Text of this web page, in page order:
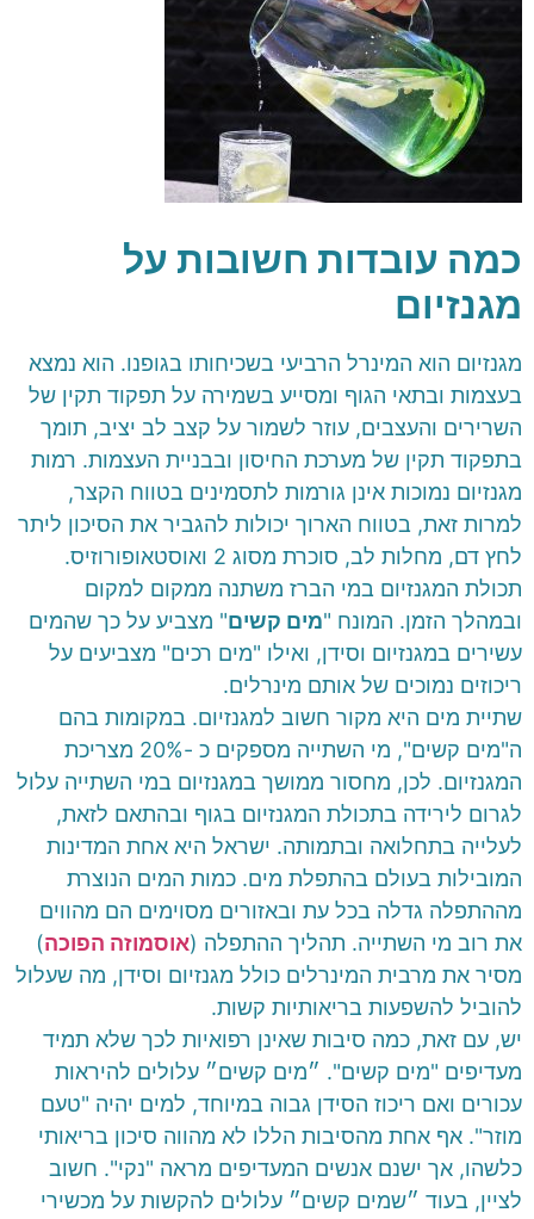
כמה עובדות חשובות על
מגנזיום
מגנזיום הוא המינרל הרביעי בשכיחותו בגופנו. הוא נמצא
בעצמות ובתאי הגוף ומסייע בשמירה על תפקוד תקין של
השרירים והעצבים, עוזר לשמור על קצב לב יציב, תומך
בתפקוד תקין של מערכת החיסון ובבניית העצמות. רמות
מגנזיום נמוכות אינן גורמות לתסמינים בטווח הקצר,
למרות זאת, בטווח הארוך יכולות להגביר את הסיכון ליתר
לחץ דם, מחלות לב, סוכרת מסוג 2 ואוסטאופורוזיס.
תכולת המגנזיום במי הברז משתנה ממקום למקום
ובמהלך הזמן. המונח "מים קשים" מצביע על כך שהמים
עשירים במגנזיום וסידן, ואילו "מים רכים" מצביעים על
ריכוזים נמוכים של אותם מינרלים.
שתיית מים היא מקור חשוב למגנזיום. במקומות בהם
ה"מים קשים", מי השתייה מספקים כ -20% מצריכת
המגנזיום. לכן, מחסור ממושך במגנזיום במי השתייה עלול
לגרום לירידה בתכולת המגנזיום בגוף ובהתאם לזאת,
לעלייה בתחלואה ובתמותה. ישראל היא אחת המדינות
המובילות בעולם בהתפלת מים. כמות המים הנוצרת
מההתפלה גדלה בכל עת ובאזורים מסוימים הם מהווים
את רוב מי השתייה. תהליך ההתפלה (אוסמוזה הפוכה)
מסיר את מרבית המינרלים כולל מגנזיום וסידן, מה שעלול
להוביל להשפעות בריאותיות קשות.
יש, עם זאת, כמה סיבות שאינן רפואיות לכך שלא תמיד
מעדיפים "מים קשים". ״מים קשים״ עלולים להיראות
עכורים ואם ריכוז הסידן גבוה במיוחד, למים יהיה "טעם
מוזר". אף אחת מהסיבות הללו לא מהווה סיכון בריאותי
כלשהו, אך ישנם אנשים המעדיפים מראה "נקי". חשוב
לציין, בעוד ״שמים קשים״ עלולים להקשות על מכשירי